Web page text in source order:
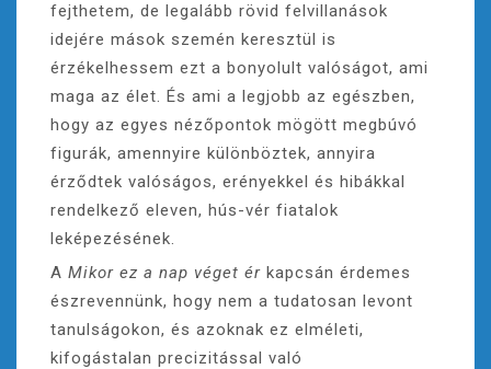
fejthetem, de legalább rövid felvillanások
idejére mások szemén keresztül is
érzékelhessem ezt a bonyolult valóságot, ami
maga az élet. És ami a legjobb az egészben,
hogy az egyes nézőpontok mögött megbúvó
figurák, amennyire különböztek, annyira
érződtek valóságos, erényekkel és hibákkal
rendelkező eleven, hús-vér fiatalok
leképezésének.
A Mikor ez a nap véget ér kapcsán érdemes
észrevennünk, hogy nem a tudatosan levont
tanulságokon, és azoknak ez elméleti,
kifogástalan precizitással való